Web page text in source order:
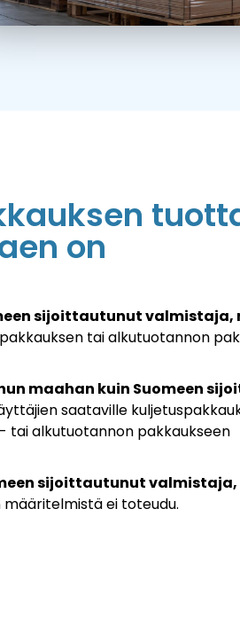
on
sijoittautunut
tai alkutuotannon
maahan kuin Suomeen
saataville
tai alkutuotannon pakkaukseen
sijoittautunut
määritelmistä ei toteudu.